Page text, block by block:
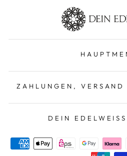
ZAHLUNGEN, VERSAND
DEIN